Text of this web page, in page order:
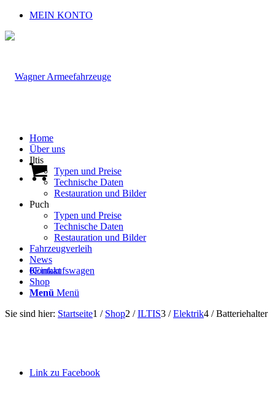
MEIN KONTO
0Einkaufswagen
Link zu Facebook
Home
Über uns
Iltis
Typen und Preise
Technische Daten
Restauration und Bilder
Puch
Typen und Preise
Technische Daten
Restauration und Bilder
Fahrzeugverleih
News
Kontakt
Shop
Menü Menü
Sie sind hier: Startseite1 / Shop2 / ILTIS3 / Elektrik4 / Batteriehalter